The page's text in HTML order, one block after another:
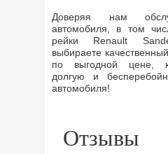
Доверяя нам
автомобиля, в том
рейки Renault
выбираете
по выгодной цене,
долгую и
автомобиля!
Отзывы